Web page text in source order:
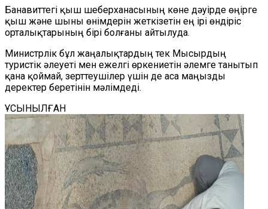
Банавиттегі қыш шеберханасының көне дәуірде өңірге
қыш және шыны өнімдерін жеткізетін ең ірі өндіріс
орталықтарының бірі болғаны айтылуда.
Министрлік бұл жаңалықтардың тек Мысырдың
туристік әлеуеті мен ежелгі өркениетін әлемге танытып
қана қоймай, зерттеушілер үшін де аса маңызды
деректер беретінін мәлімдеді.
ҰСЫНЫЛҒАН